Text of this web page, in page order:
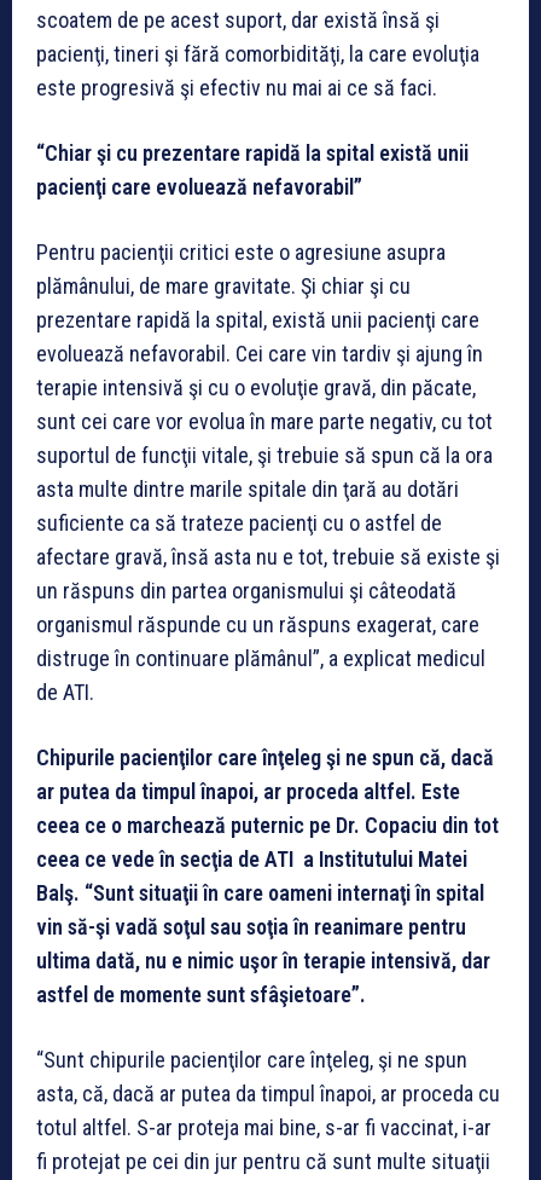
scoatem de pe acest suport, dar există însă şi
pacienţi, tineri şi fără comorbidităţi, la care evoluţia
este progresivă şi efectiv nu mai ai ce să faci.
“Chiar şi cu prezentare rapidă la spital există unii
pacienţi care evoluează nefavorabil”
Pentru pacienţii critici este o agresiune asupra
plămânului, de mare gravitate. Şi chiar şi cu
prezentare rapidă la spital, există unii pacienţi care
evoluează nefavorabil. Cei care vin tardiv şi ajung în
terapie intensivă şi cu o evoluţie gravă, din păcate,
sunt cei care vor evolua în mare parte negativ, cu tot
suportul de funcţii vitale, şi trebuie să spun că la ora
asta multe dintre marile spitale din ţară au dotări
suficiente ca să trateze pacienţi cu o astfel de
afectare gravă, însă asta nu e tot, trebuie să existe şi
un răspuns din partea organismului şi câteodată
organismul răspunde cu un răspuns exagerat, care
distruge în continuare plămânul”, a explicat medicul
de ATI.
Chipurile pacienţilor care înţeleg şi ne spun că, dacă
ar putea da timpul înapoi, ar proceda altfel. Este
ceea ce o marchează puternic pe Dr. Copaciu din tot
ceea ce vede în secţia de ATI a Institutului Matei
Balş. “Sunt situaţii în care oameni internaţi în spital
vin să-şi vadă soţul sau soţia în reanimare pentru
ultima dată, nu e nimic uşor în terapie intensivă, dar
astfel de momente sunt sfâşietoare”.
“Sunt chipurile pacienţilor care înţeleg, şi ne spun
asta, că, dacă ar putea da timpul înapoi, ar proceda cu
totul altfel. S-ar proteja mai bine, s-ar fi vaccinat, i-ar
fi protejat pe cei din jur pentru că sunt multe situaţii